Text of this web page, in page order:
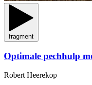
fragment
Optimale pechhulp
Robert Heerekop